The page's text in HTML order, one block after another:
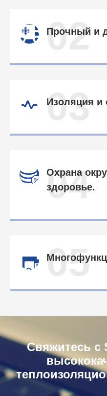
Прочный и
02
Изоляция и
03
Охрана
здоровье.
04
05
Свяжитесь с